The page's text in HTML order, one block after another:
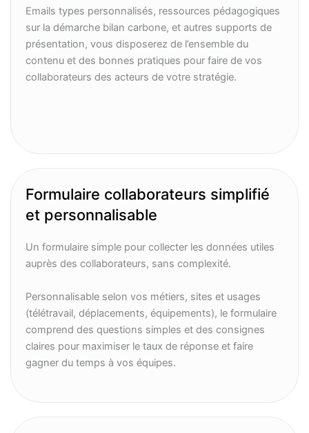
Emails types personnalisés, ressources pédagogiques
sur la démarche bilan carbone, et autres supports de
présentation, vous disposerez de l’ensemble du
contenu et des bonnes pratiques pour faire de vos
collaborateurs des acteurs de votre stratégie.
Formulaire collaborateurs simplifié
et personnalisable
Un formulaire simple pour collecter les données utiles
auprès des collaborateurs, sans complexité.
Personnalisable selon vos métiers, sites et usages
(télétravail, déplacements, équipements), le formulaire
comprend des questions simples et des consignes
claires pour maximiser le taux de réponse et faire
gagner du temps à vos équipes.